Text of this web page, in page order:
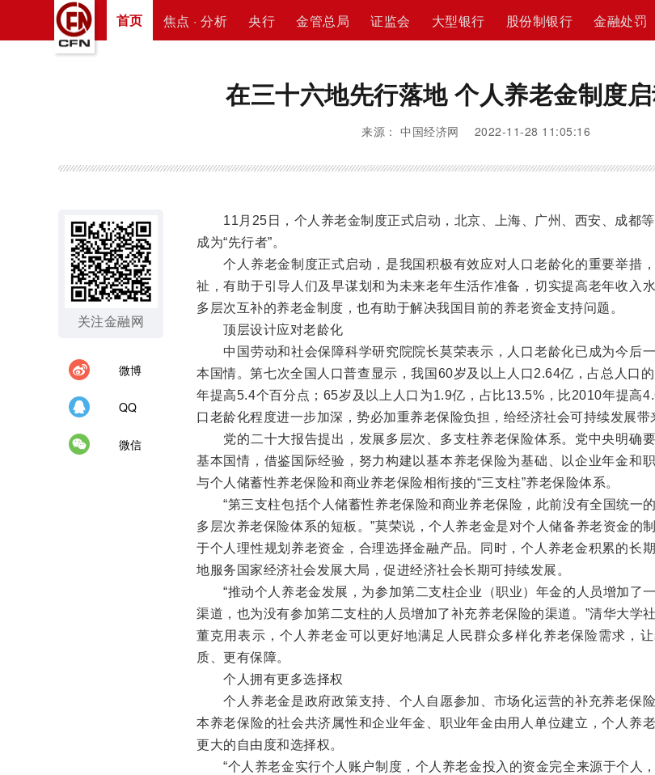
首页 焦点 · 分析 央行 金管总局 证监会 大型银行 股份制银行 金融处罚
在三十六地先行落地 个人养老金制度
来源： 中国经济网 2022-11-28 11:05:16
关注金融网
微博
QQ
微信
11月25日，个人养老金制度正式启动，北京、上海、广州、西安、成都
成为“先行者”。
个人养老金制度正式启动，是我国积极有效应对人口老龄化的重要举措
祉，有助于引导人们及早谋划和为未来老年生活作准备，切实提高老年收入
多层次互补的养老金制度，也有助于解决我国目前的养老资金支持问题。
顶层设计应对老龄化
中国劳动和社会保障科学研究院院长莫荣表示，人口老龄化已成为今后
本国情。第七次全国人口普查显示，我国60岁及以上人口2.64亿，占总人口
年提高5.4个百分点；65岁及以上人口为1.9亿，占比13.5%，比2010年提高
口老龄化程度进一步加深，势必加重养老保险负担，给经济社会可持续发展带
党的二十大报告提出，发展多层次、多支柱养老保险体系。党中央明确要
基本国情，借鉴国际经验，努力构建以基本养老保险为基础、以企业年金和职
与个人储蓄性养老保险和商业养老保险相衔接的“三支柱”养老保险体系。
“第三支柱包括个人储蓄性养老保险和商业养老保险，此前没有全国统一
多层次养老保险体系的短板。”莫荣说，个人养老金是对个人储备养老资金的
于个人理性规划养老资金，合理选择金融产品。同时，个人养老金积累的长
地服务国家经济社会发展大局，促进经济社会长期可持续发展。
“推动个人养老金发展，为参加第二支柱企业（职业）年金的人员增加了
渠道，也为没有参加第二支柱的人员增加了补充养老保险的渠道。”清华大学
董克用表示，个人养老金可以更好地满足人民群众多样化养老保险需求，
质、更有保障。
个人拥有更多选择权
个人养老金是政府政策支持、个人自愿参加、市场化运营的补充养老保
本养老保险的社会共济属性和企业年金、职业年金由用人单位建立，个人养
更大的自由度和选择权。
“个人养老金实行个人账户制度，个人养老金投入的资金完全来源于个人，